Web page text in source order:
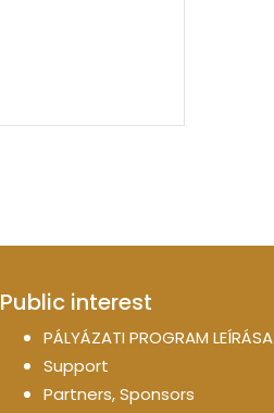
Public interest
PÁLYÁZATI PROGRAM LEÍRÁSA
Support
Partners, Sponsors